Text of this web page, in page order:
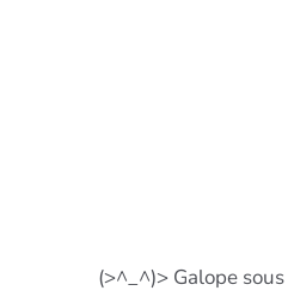
(>^_^)> Galope sous